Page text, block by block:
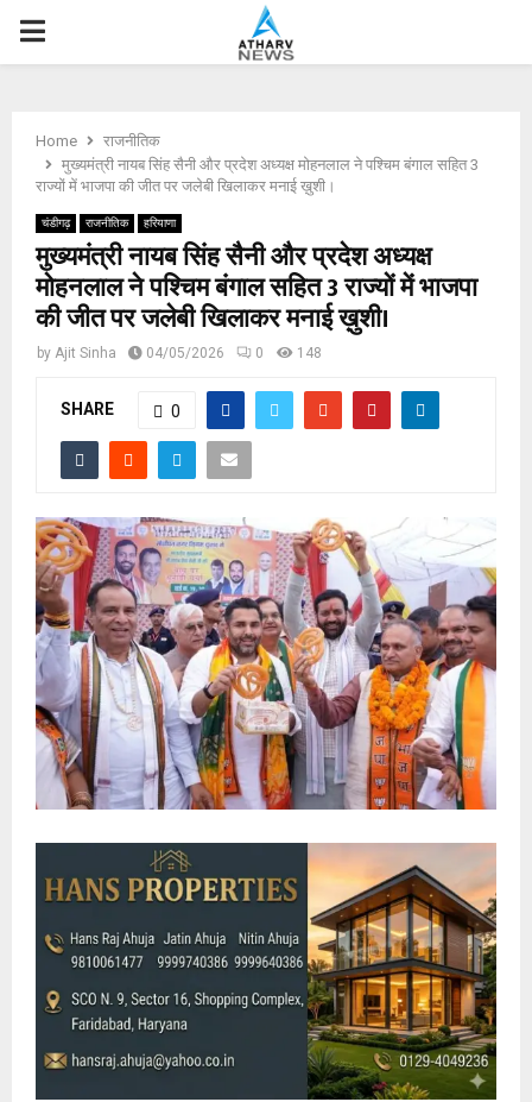
P
M
A
E
N
U
Home
राजनीतिक
मुख्यमंत्री नायब सिंह सैनी और प्रदेश अध्यक्ष मोहनलाल ने पश्चिम बंगाल सहित 3
राज्यों में भाजपा की जीत पर जलेबी खिलाकर मनाई ख़ुशी।
चंडीगढ़ राजनीतिक हरियाणा
मुख्यमंत्री नायब सिंह सैनी और प्रदेश अध्यक्ष
मोहनलाल ने पश्चिम बंगाल सहित 3 राज्यों में भाजपा
की जीत पर जलेबी खिलाकर मनाई ख़ुशी।
by Ajit Sinha 04/05/2026 0 148
SHARE 0